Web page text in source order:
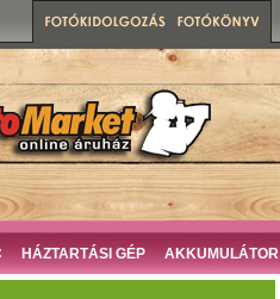
HÁZTARTÁSI GÉP AKKUMULÁTOR